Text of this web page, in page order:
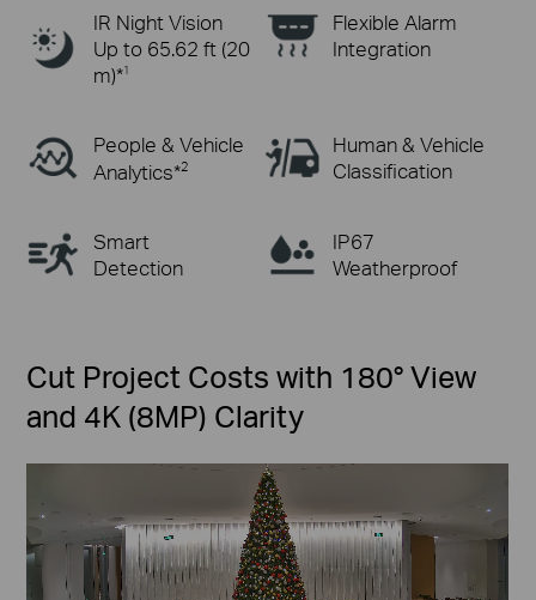
IR Night Vision
Up to 65.62 ft (20
m)*1
Flexible Alarm
Integration
People & Vehicle
Analytics*2
Human & Vehicle
Classification
Smart
Detection
IP67
Weatherproof
Cut Project Costs with 180° View
and 4K (8MP) Clarity